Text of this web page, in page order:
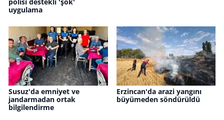
uygulama
Susuz'da emniyet ve
jandarmadan ortak
bilgilendirme
Erzincan'da arazi yangını
büyümeden söndürüldü